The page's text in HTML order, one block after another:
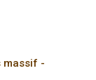
massif -